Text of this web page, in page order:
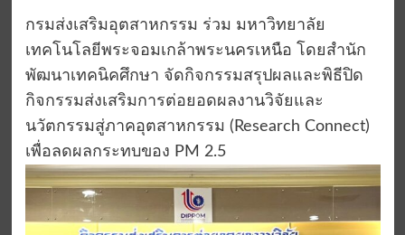
กรมส่งเสริมอุตสาหกรรม ร่วม มหาวิทยาลัย
เทคโนโลยีพระจอมเกล้าพระนครเหนือ โดยสำนัก
พัฒนาเทคนิคศึกษา จัดกิจกรรมสรุปผลและพิธีปิด
กิจกรรมส่งเสริมการต่อยอดผลงานวิจัยและ
นวัตกรรมสู่ภาคอุตสาหกรรม (Research Connect)
เพื่อลดผลกระทบของ PM 2.5